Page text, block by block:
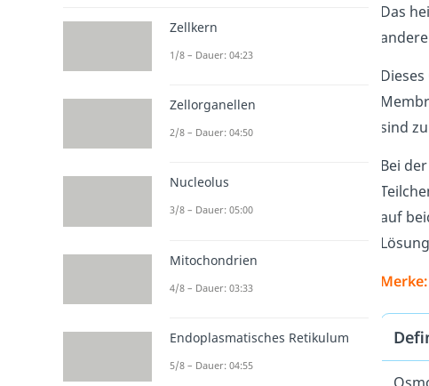
Das
sind
Bei
auf
Merke:
Zellkern
1/8 – Dauer: 04:23
Zellorganellen
2/8 – Dauer: 04:50
Nucleolus
3/8 – Dauer: 05:00
Mitochondrien
4/8 – Dauer: 03:33
Endoplasmatisches Retikulum
5/8 – Dauer: 04:55